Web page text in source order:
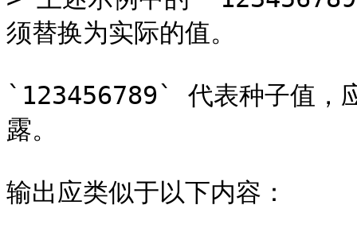
须替换为实际的值。
`123456789` 代表种子值，
露。
输出应类似于以下内容：